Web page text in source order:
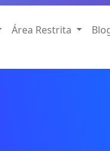
Área Restrita